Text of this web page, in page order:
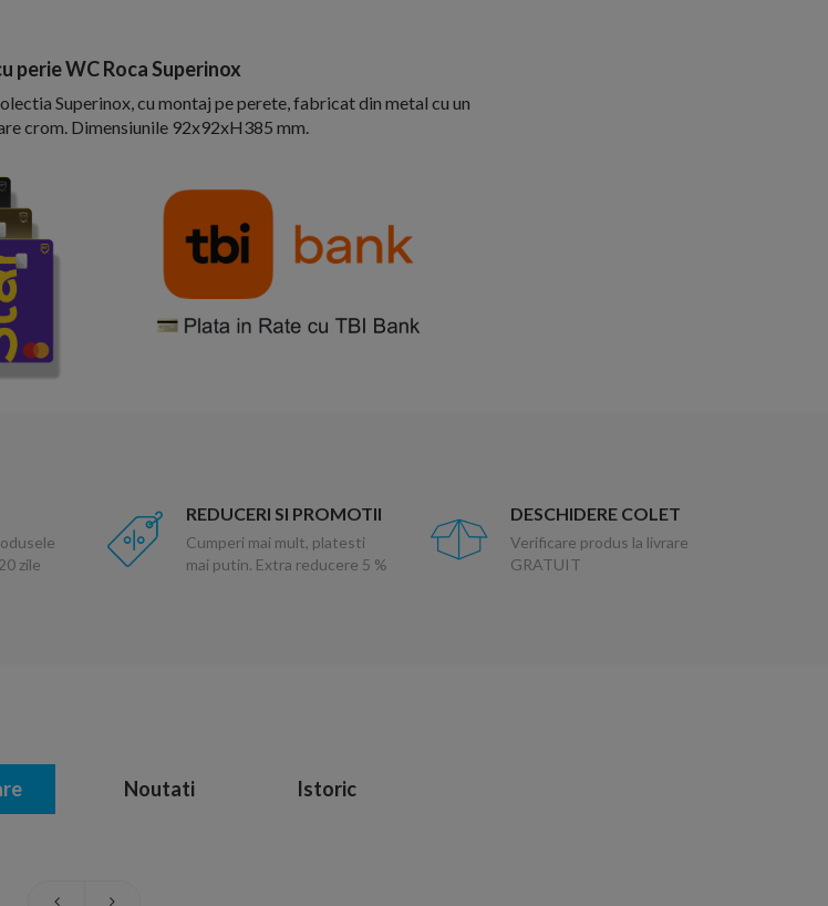
perie WC Roca Superinox
Superinox, cu montaj pe perete, fabricat din metal cu un
crom. Dimensiunile 92x92xH385 mm.
zile
REDUCERI SI PROMOTII
Cumperi mai mult, platesti
mai putin. Extra reducere 5 %
DESCHIDERE COLET
Verificare produs la livrare
GRATUIT
Noutati Istoric